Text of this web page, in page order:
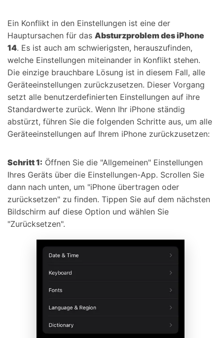
Ein Konflikt in den Einstellungen ist eine der
Hauptursachen für das Absturzproblem des iPhone
14. Es ist auch am schwierigsten, herauszufinden,
welche Einstellungen miteinander in Konflikt stehen.
Die einzige brauchbare Lösung ist in diesem Fall, alle
Geräteeinstellungen zurückzusetzen. Dieser Vorgang
setzt alle benutzerdefinierten Einstellungen auf ihre
Standardwerte zurück. Wenn Ihr iPhone ständig
abstürzt, führen Sie die folgenden Schritte aus, um alle
Geräteeinstellungen auf Ihrem iPhone zurückzusetzen:
Schritt 1: Öffnen Sie die "Allgemeinen" Einstellungen
Ihres Geräts über die Einstellungen-App. Scrollen Sie
dann nach unten, um "iPhone übertragen oder
zurücksetzen" zu finden. Tippen Sie auf dem nächsten
Bildschirm auf diese Option und wählen Sie
"Zurücksetzen".